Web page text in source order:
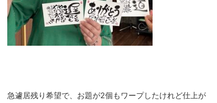
急遽居残り希望で、お題が2個もワープしたけれど仕上が